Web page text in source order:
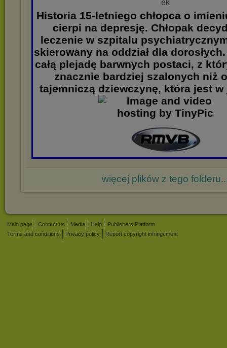
Historia 15-letniego chłopca o
cierpi na depresję. Chłopak
leczenie w szpitalu
skierowany na oddział dla
całą plejadę barwnych postaci, z
znacznie bardziej szalonych niż
tajemniczą dziewczynę, która jest w
więcej plików z tego
Main page Contact us Media Help
Publishers Platform
Terms and conditions
Privacy policy Report copyright infringement